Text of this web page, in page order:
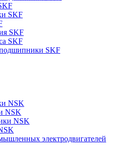
SKF
SKF
SKF
SKF
NSK
NSK
NSK
электродвигателей